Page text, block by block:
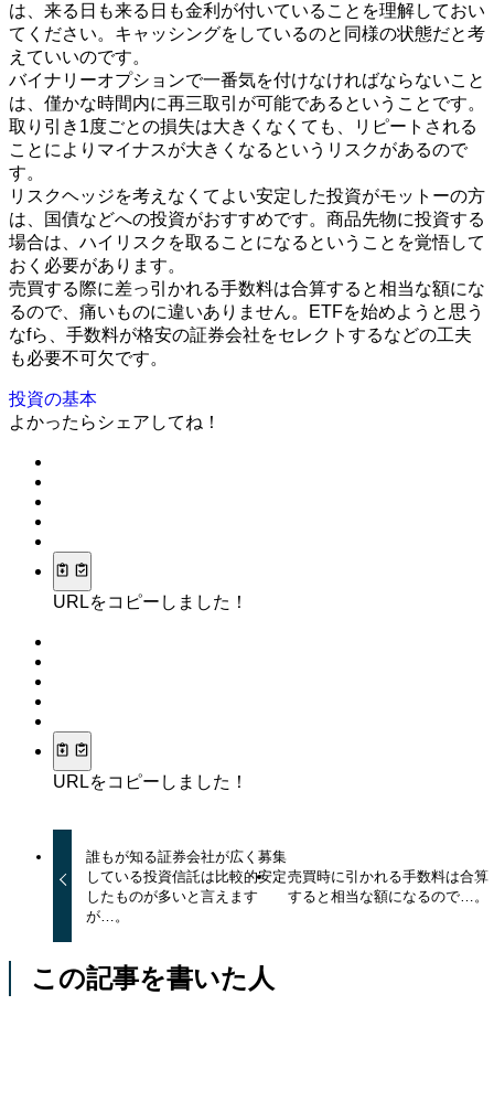
は、来る日も来る日も金利が付いていることを理解しておい
てください。キャッシングをしているのと同様の状態だと考
えていいのです。
バイナリーオプションで一番気を付けなければならないこと
は、僅かな時間内に再三取引が可能であるということです。
取り引き1度ごとの損失は大きくなくても、リピートされる
ことによりマイナスが大きくなるというリスクがあるので
す。
リスクヘッジを考えなくてよい安定した投資がモットーの方
は、国債などへの投資がおすすめです。商品先物に投資する
場合は、ハイリスクを取ることになるということを覚悟して
おく必要があります。
売買する際に差っ引かれる手数料は合算すると相当な額にな
るので、痛いものに違いありません。ETFを始めようと思う
なfら、手数料が格安の証券会社をセレクトするなどの工夫
も必要不可欠です。
投資の基本
よかったらシェアしてね！
URLをコピーしました！
URLをコピーしました！
誰もが知る証券会社が広く募集
している投資信託は比較的安定
したものが多いと言えます
が…。
売買時に引かれる手数料は合算
すると相当な額になるので…。
この記事を書いた人